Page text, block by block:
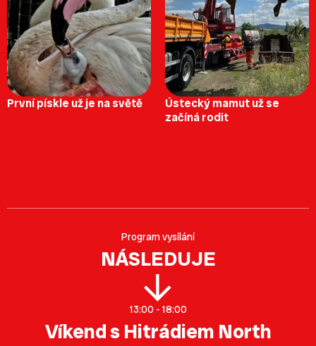
První pískle už je na světě
Ústecký mamut už se
začíná rodit
Program vysílání
NÁSLEDUJE
13:00 - 18:00
Víkend s Hitrádiem North